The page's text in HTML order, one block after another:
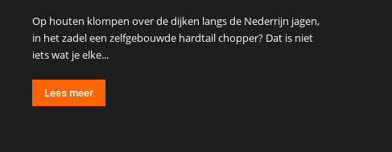
Op houten klompen over de dijken langs de Nederrijn jagen,
in het zadel een zelfgebouwde hardtail chopper? Dat is niet
iets wat je elke...
Lees meer